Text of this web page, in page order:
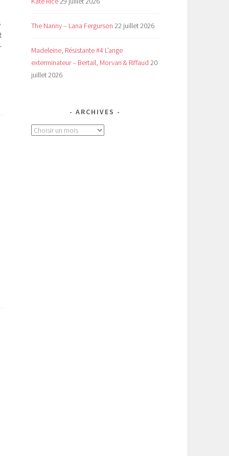
The Nanny – Lana Fergurson 22 juillet 2026
Madeleine, Résistante #4 L’ange
exterminateur – Bertail, Morvan & Riffaud 20
juillet 2026
ARCHIVES
Archives